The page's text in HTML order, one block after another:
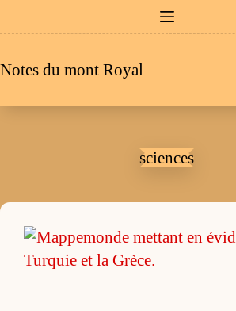
au
Notes du mont Royal
sciences